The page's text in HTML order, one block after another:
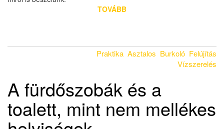
TOVÁBB
Praktika Asztalos Burkoló Felújítás
Vízszerelés
A fürdőszobák és a
toalett, mint nem mellékes